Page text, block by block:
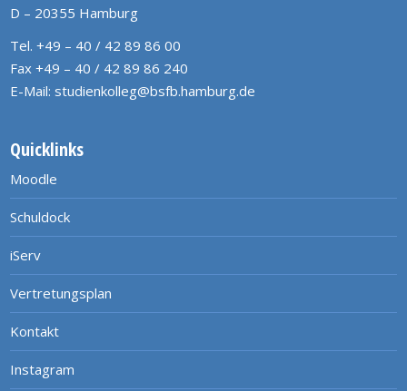
D – 20355 Hamburg
Tel. +49 – 40 / 42 89 86 00
Fax +49 – 40 / 42 89 86 240
E-Mail: studienkolleg@bsfb.hamburg.de
Quicklinks
Moodle
Schuldock
iServ
Vertretungsplan
Kontakt
Instagram